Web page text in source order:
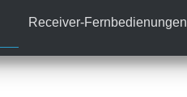
Receiver-Fernbedienungen